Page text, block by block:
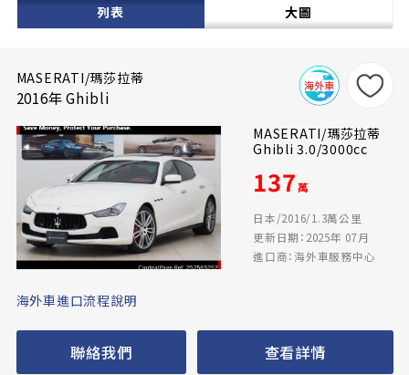
列表 大圖
MASERATI/瑪莎拉蒂
2016年 Ghibli
MASERATI/瑪莎拉蒂
Ghibli 3.0/3000cc
137萬
日本/2016/1.3萬公里
更新日期：2025年 07月
進口商：海外車服務中心
海外車進口流程說明
聯絡我們 查看詳情